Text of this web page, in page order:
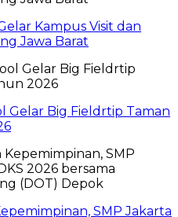
Kampus Visit dan
Jawa Barat
Gelar Big Fieldrtip Taman
SMP Jakarta